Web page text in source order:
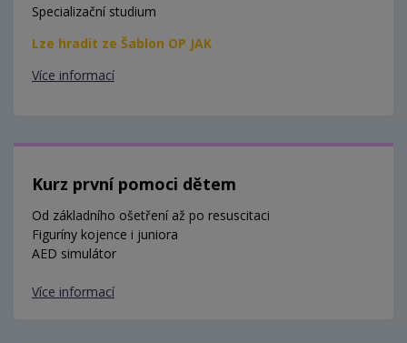
Specializační studium
Lze hradit ze Šablon OP JAK
Více informací
Kurz první pomoci dětem
Od základního ošetření až po resuscitaci
Figuríny kojence i juniora
AED simulátor
Více informací